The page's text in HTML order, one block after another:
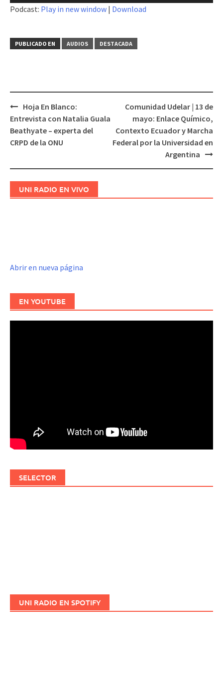
audio
Podcast: Play in new window | Download
PUBLICADO EN AUDIOS DESTACADA
Navegación
de
entradas
Hoja En Blanco:
Entrevista con Natalia Guala
Beathyate – experta del
CRPD de la ONU
Comunidad Udelar | 13 de
mayo: Enlace Químico,
Contexto Ecuador y Marcha
Federal por la Universidad en
Argentina
UNI RADIO EN VIVO
Abrir en nueva página
EN YOUTUBE
SELECTOR
UNI RADIO EN SPOTIFY